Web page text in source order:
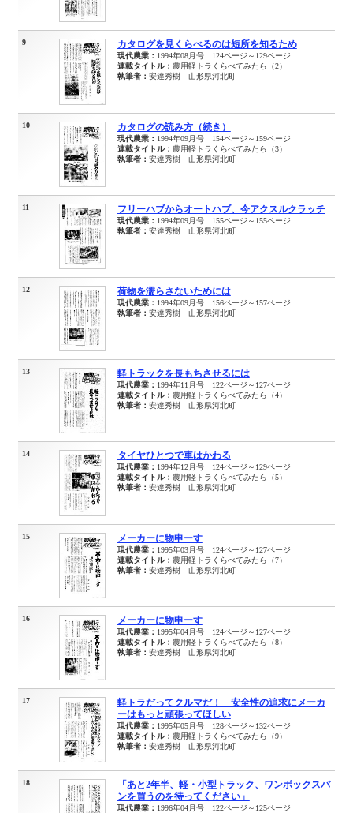
9 カタログを見くらべるのは短所を知るため
現代農業： 1994年08月号 124ページ～129ページ
連載タイトル： 農用軽トラくらべてみたら（2）
執筆者： 安達秀樹 山形県河北町
10 カタログの読み方（続き）
現代農業： 1994年09月号 154ページ～159ページ
連載タイトル： 農用軽トラくらべてみたら（3）
執筆者： 安達秀樹 山形県河北町
11 フリーハブからオートハブ、今アクスルクラッチ
現代農業： 1994年09月号 155ページ～155ページ
執筆者： 安達秀樹 山形県河北町
12 荷物を濡らさないためには
現代農業： 1994年09月号 156ページ～157ページ
執筆者： 安達秀樹 山形県河北町
13 軽トラックを長もちさせるには
現代農業： 1994年11月号 122ページ～127ページ
連載タイトル： 農用軽トラくらべてみたら（4）
執筆者： 安達秀樹 山形県河北町
14 タイヤひとつで車はかわる
現代農業： 1994年12月号 124ページ～129ページ
連載タイトル： 農用軽トラくらべてみたら（5）
執筆者： 安達秀樹 山形県河北町
15 メーカーに物申ーす
現代農業： 1995年03月号 124ページ～127ページ
連載タイトル： 農用軽トラくらべてみたら（7）
執筆者： 安達秀樹 山形県河北町
16 メーカーに物申ーす
現代農業： 1995年04月号 124ページ～127ページ
連載タイトル： 農用軽トラくらべてみたら（8）
執筆者： 安達秀樹 山形県河北町
17
軽トラだってクルマだ！ 安全性の追求にメーカ
ーはもっと頑張ってほしい
現代農業： 1995年05月号 128ページ～132ページ
連載タイトル： 農用軽トラくらべてみたら（9）
執筆者： 安達秀樹 山形県河北町
18
「あと2年半、軽・小型トラック、ワンボックスバ
ンを買うのを待ってください」
現代農業： 1996年04月号 122ページ～125ページ